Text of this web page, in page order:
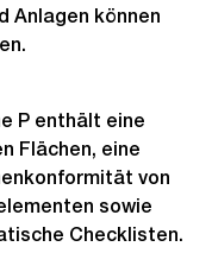
Anlagen können
P enthält eine
Flächen, eine
von
sowie
Checklisten.